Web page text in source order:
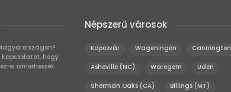
hogy
ismerhessék
Népszerű városok
Kaposvár Wageningen Cannington
Asheville (NC) Waregem Uden
Sherman Oaks (CA) Billings (MT)